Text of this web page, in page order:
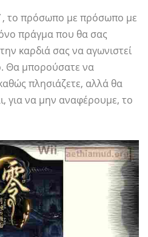
, το πρόσωπο με πρόσωπο με
πράγμα που θα σας
καρδιά σας να αγωνιστεί
Θα μπορούσατε να
πλησιάζετε, αλλά θα
για να μην αναφέρουμε, το